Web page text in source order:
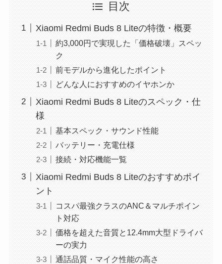
目次
Xiaomi Redmi Buds 8 Liteの特徴・概要
約3,000円で実現した「価格破壊」スペッ
ク
前モデルから進化したポイント
どんな人におすすめのイヤホンか
Xiaomi Redmi Buds 8 Liteのスペック・仕
様
基本スペック・サウンド性能
バッテリー・充電仕様
接続・対応機能一覧
Xiaomi Redmi Buds 8 Liteのおすすめポイ
ント
コスパ最強クラスのANC＆マルチポイン
ト対応
価格を超えた音質と12.4mm大型ドライバ
ーの実力
通話品質・マイク性能の高さ